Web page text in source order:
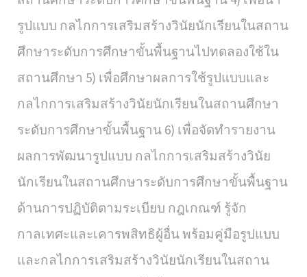
รูปแบบ กลไกการเสริมสร้างวินัยนักเรียนในสถาน
ศึกษาระดับการศึกษาขั้นพื้นฐานไปทดลองใช้ใน
สถานศึกษา 5) เพื่อศึกษาผลการใช้รูปแบบและ
กลไกการเสริมสร้างวินัยนักเรียนในสถานศึกษา
ระดับการศึกษาขั้นพื้นฐาน 6) เพื่อจัดทำรายงาน
ผลการพัฒนารูปแบบ กลไกการเสริมสร้างวินัย
นักเรียนในสถานศึกษาระดับการศึกษาขั้นพื้นฐาน
ด้านการปฏิบัติตามระเบียบ กฎเกณฑ์ รู้จัก
กาลเทศะและเคารพสิทธิผู้อื่น พร้อมคู่มือรูปแบบ
และกลไกการเสริมสร้างวินัยนักเรียนในสถาน